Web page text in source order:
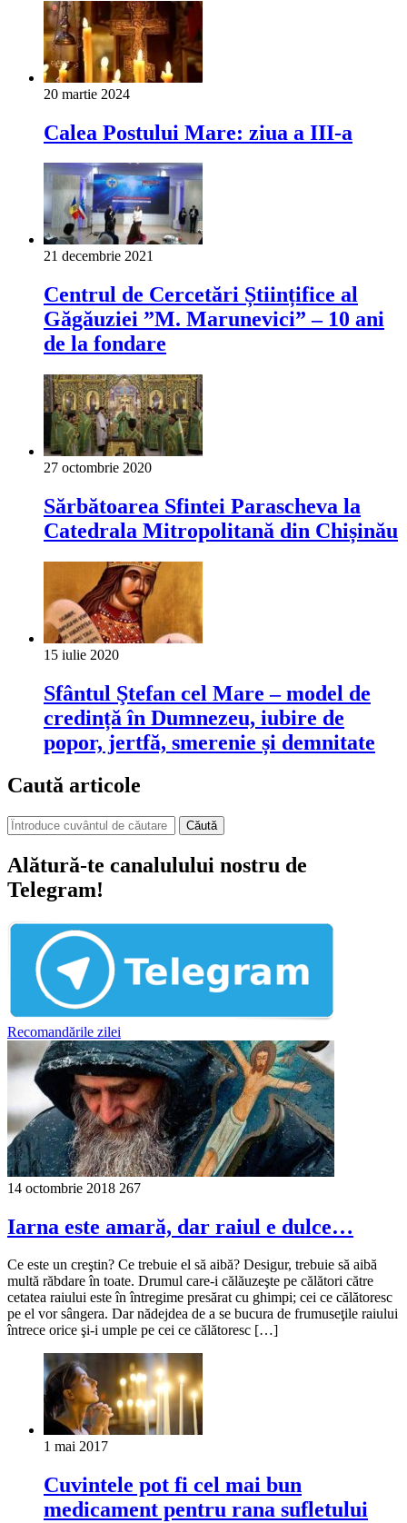
20 martie 2024
Calea Postului Mare: ziua a III-a
21 decembrie 2021
Centrul de Cercetări Științifice al
Găgăuziei ”M. Marunevici” – 10 ani
de la fondare
27 octombrie 2020
Sărbătoarea Sfintei Parascheva la
Catedrala Mitropolitană din Chișinău
15 iulie 2020
Sfântul Ştefan cel Mare – model de
credință în Dumnezeu, iubire de
popor, jertfă, smerenie și demnitate
Caută articole
Căută
Alătură-te canalulului nostru de
Telegram!
Recomandările zilei
14 octombrie 2018 267
Iarna este amară, dar raiul e dulce…
Ce este un creştin? Ce trebuie el să aibă? Desigur, trebuie să aibă
multă răbdare în toate. Drumul care-i călăuzeşte pe călători către
cetatea raiului este în întregime presărat cu ghimpi; cei ce călătoresc
pe el vor sângera. Dar nădejdea de a se bucura de frumuseţile raiului
în­trece orice şi-i umple pe cei ce călătoresc […]
1 mai 2017
Cuvintele pot fi cel mai bun
medicament pentru rana sufletului